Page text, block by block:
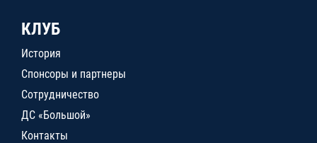
КЛУБ
История
Спонсоры и партнеры
Сотрудничество
ДС «Большой»
Контакты